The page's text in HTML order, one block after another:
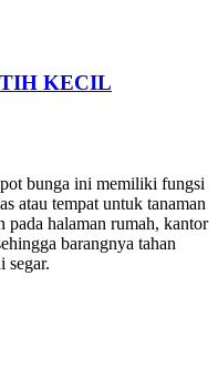
KECIL
bunga ini memiliki fungsi
atau tempat untuk tanaman
pada halaman rumah, kantor
barangnya tahan
segar.